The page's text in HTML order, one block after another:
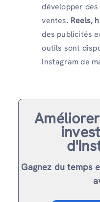
développer
ventes. Reels,
des publicités
outils sont
Instagram de
Gagnez du temps